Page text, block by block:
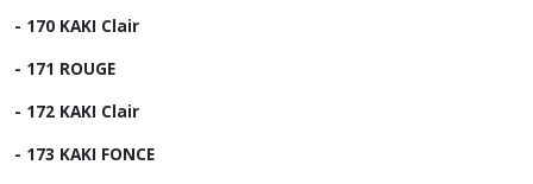
- 170 KAKI Clair
- 171 ROUGE
- 172 KAKI Clair
- 173 KAKI FONCE